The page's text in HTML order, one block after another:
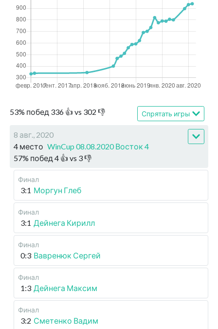
53% побед 336 👍 vs 302 👎 Спрятать игры
8 авг., 2020
4 место WinCup 08.08.2020 Восток 4
57% побед 4 👍 vs 3👎
Финал
3:1 Моргун Глеб
Финал
3:1 Дейнега Кирилл
Финал
0:3 Вавренюк Сергей
Финал
1:3 Дейнега Максим
Финал
3:2 Сметенко Вадим